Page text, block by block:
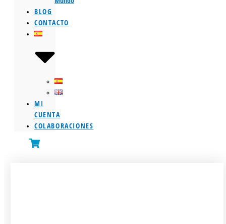
BLOG
CONTACTO
MI
CUENTA
COLABORACIONES